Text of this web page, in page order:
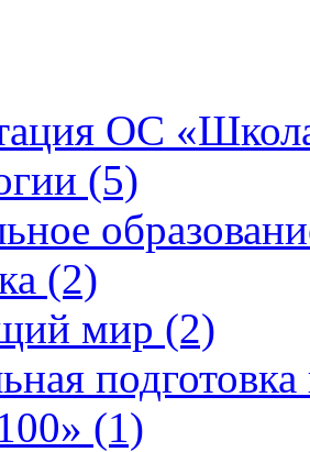
ОС
(5)
(2)
мир (2)
(1)